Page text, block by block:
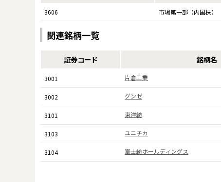
3606 市場第一部（内国株）
関連銘柄一覧
証券コード 銘柄名
3001 片倉工業
3002 グンゼ
3101 東洋紡
3103 ユニチカ
3104 富士紡ホールディングス